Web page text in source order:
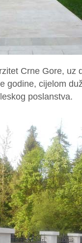
Crne Gore, uz
godine, cijelom
poslanstva.